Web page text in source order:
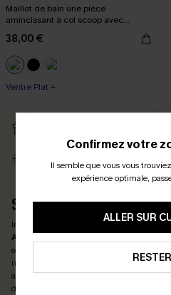
Maillot de bain une pièce
amincissant à col scoop avec
38,00 €
Ventre Plat +
Confirmez votre
Il semble que vous vous
expérience optimale,
ALLER SUR
S'ABONNER ET
Inscrivez-vous maintenant et profitez de-
ACHETÉS
soumettant votre adresse e-mail, vous
marketing (y compris du contenu généré
avoir pris connaissance de nosTermes &
données collectées sur notre site ainsi que